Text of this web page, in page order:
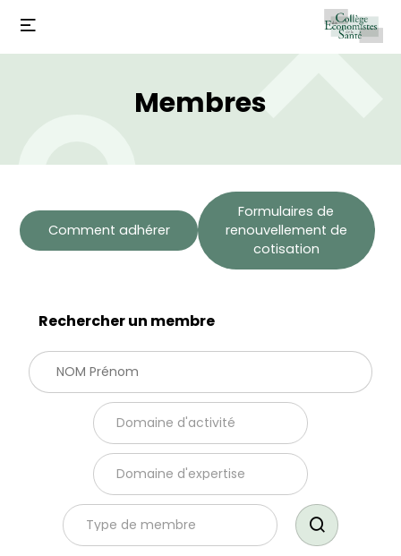
Membres
Comment adhérer
Formulaires de
renouvellement de
cotisation
Rechercher un membre
Domaine d'activité
Domaine d'expertise
Type de membre